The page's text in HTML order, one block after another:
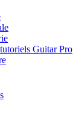
Guitar Pro